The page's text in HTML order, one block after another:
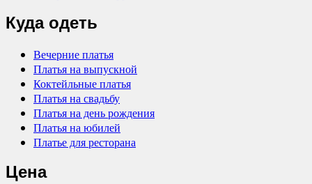
Куда одеть
Вечерние платья
Платья на выпускной
Коктейльные платья
Платья на свадьбу
Платья на день рождения
Платья на юбилей
Платье для ресторана
Цена